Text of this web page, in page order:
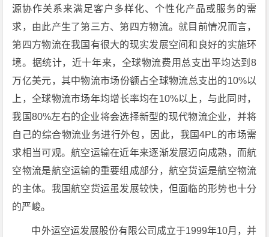
源协作关系来满足客户多样化、个性化产品或服务的需
求，由此产生了第三方、第四方物流。就目前情况而言，
第四方物流在我国有很大的现实发展空间和良好的实施环
境。据统计，近十年来，全球物流费用总支出平均达到8
万亿美元，其中物流市场份额占全球物流总支出的10%以
上，全球物流市场年均增长率均在10%以上，与此同时，
我国80%左右的企业将会选择新型的现代物流企业，并将
自己的综合物流业务进行外包，因此，我国4PL的市场需
求相当可观。航空运输在近年来逐渐发展迈向成熟，而航
空物流是航空运输的重要组成部分，航空货运是航空物流
的主体。我国航空货运虽发展较快，但面临的形势也十分
的严峻。
中外运空运发展股份有限公司成立于1999年10月，并